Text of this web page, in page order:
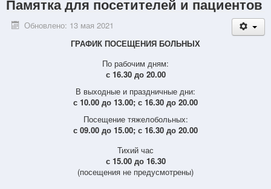
Памятка для посетителей и пациентов
Обновлено: 13 мая 2021
ГРАФИК ПОСЕЩЕНИЯ БОЛЬНЫХ
По рабочим дням:
с 16.30 до 20.00
В выходные и праздничные дни:
с 10.00 до 13.00; с 16.30 до 20.00
Посещение тяжелобольных:
с 09.00 до 15.00; с 16.30 до 20.00
Тихий час
с 15.00 до 16.30
(посещения не предусмотрены)